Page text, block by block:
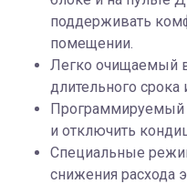
поддерживать
помещении.
Легко очищаемый
длительного срока
Программируемый
и отключить
Специальные
снижения расхода